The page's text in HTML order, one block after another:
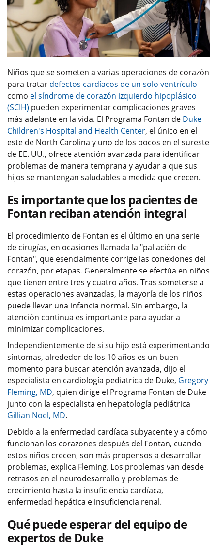
Niños que se someten a varias operaciones de corazón
para tratar defectos cardíacos de un solo ventrículo
como el síndrome de corazón izquierdo hipoplásico
(SCIH) pueden experimentar complicaciones graves
más adelante en la vida. El Programa Fontan de Duke
Children's Hospital and Health Center, el único en el
este de North Carolina y uno de los pocos en el sureste
de EE. UU., ofrece atención avanzada para identificar
problemas de manera temprana y ayudar a que sus
hijos se mantengan saludables a medida que crecen.
Es importante que los pacientes de
Fontan reciban atención integral
El procedimiento de Fontan es el último en una serie
de cirugías, en ocasiones llamada la "paliación de
Fontan", que esencialmente corrige las conexiones del
corazón, por etapas. Generalmente se efectúa en niños
que tienen entre tres y cuatro años. Tras someterse a
estas operaciones avanzadas, la mayoría de los niños
puede llevar una infancia normal. Sin embargo, la
atención continua es importante para ayudar a
minimizar complicaciones.
Independientemente de si su hijo está experimentando
síntomas, alrededor de los 10 años es un buen
momento para buscar atención avanzada, dijo el
especialista en cardiología pediátrica de Duke, Gregory
Fleming, MD, quien dirige el Programa Fontan de Duke
junto con la especialista en hepatología pediátrica
Gillian Noel, MD.
Debido a la enfermedad cardíaca subyacente y a cómo
funcionan los corazones después del Fontan, cuando
estos niños crecen, son más propensos a desarrollar
problemas, explica Fleming. Los problemas van desde
retrasos en el neurodesarrollo y problemas de
crecimiento hasta la insuficiencia cardíaca,
enfermedad hepática e insuficiencia renal.
Qué puede esperar del equipo de
expertos de Duke